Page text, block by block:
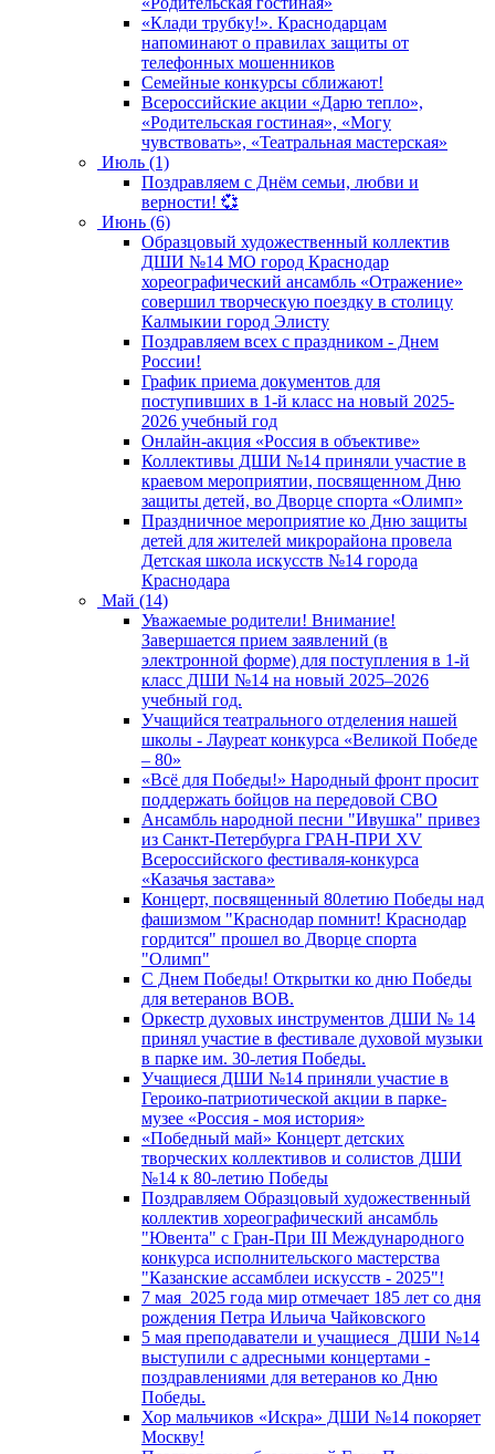
«Клади трубку!». Краснодарцам
напоминают о правилах защиты от
телефонных мошенников
Семейные конкурсы сближают!
Всероссийские акции «Дарю тепло»,
«Родительская гостиная», «Могу
чувствовать», «Театральная мастерская»
Июль (1)
Поздравляем с Днём семьи, любви и
верности! 💞
Июнь (6)
Образцовый художественный коллектив
ДШИ №14 МО город Краснодар
хореографический ансамбль «Отражение»
совершил творческую поездку в столицу
Калмыкии город Элисту
Поздравляем всех с праздником - Днем
России!
График приема документов для
поступивших в 1-й класс на новый 2025-
2026 учебный год
Онлайн-акция «Россия в объективе»
Коллективы ДШИ №14 приняли участие в
краевом мероприятии, посвященном Дню
защиты детей, во Дворце спорта «Олимп»
Праздничное мероприятие ко Дню защиты
детей для жителей микрорайона провела
Детская школа искусств №14 города
Краснодара
Май (14)
Уважаемые родители! Внимание!
Завершается прием заявлений (в
электронной форме) для поступления в 1-й
класс ДШИ №14 на новый 2025–2026
учебный год.
Учащийся театрального отделения нашей
школы - Лауреат конкурса «Великой Победе
– 80»
«Всё для Победы!» Народный фронт просит
поддержать бойцов на передовой СВО
Ансамбль народной песни "Ивушка" привез
из Санкт-Петербурга ГРАН-ПРИ XV
Всероссийского фестиваля-конкурса
«Казачья застава»
Концерт, посвященный 80летию Победы над
фашизмом "Краснодар помнит! Краснодар
гордится" прошел во Дворце спорта
"Олимп"
С Днем Победы! Открытки ко дню Победы
для ветеранов ВОВ.
Оркестр духовых инструментов ДШИ № 14
принял участие в фестивале духовой музыки
в парке им. 30-летия Победы.
Учащиеся ДШИ №14 приняли участие в
Героико-патриотической акции в парке-
музее «Россия - моя история»
«Победный май» Концерт детских
творческих коллективов и солистов ДШИ
№14 к 80-летию Победы
Поздравляем Образцовый художественный
коллектив хореографический ансамбль
"Ювента" с Гран-При III Международного
конкурса исполнительского мастерства
"Казанские ассамблеи искусств - 2025"!
7 мая 2025 года мир отмечает 185 лет со дня
рождения Петра Ильича Чайковского
5 мая преподаватели и учащиеся ДШИ №14
выступили с адресными концертами -
поздравлениями для ветеранов ко Дню
Победы.
Хор мальчиков «Искра» ДШИ №14 покоряет
Москву!